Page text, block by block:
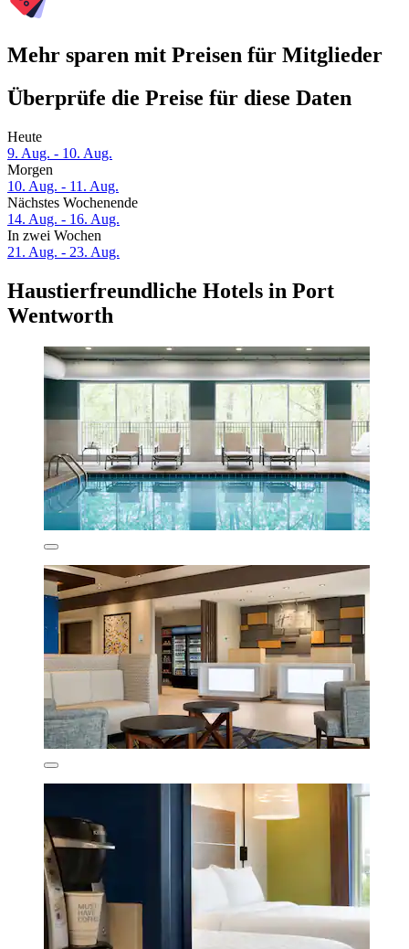
Mehr sparen mit Preisen für Mitglieder
Überprüfe die Preise für diese Daten
Heute
9. Aug. - 10. Aug.
Morgen
10. Aug. - 11. Aug.
Nächstes Wochenende
14. Aug. - 16. Aug.
In zwei Wochen
21. Aug. - 23. Aug.
Haustierfreundliche Hotels in Port
Wentworth